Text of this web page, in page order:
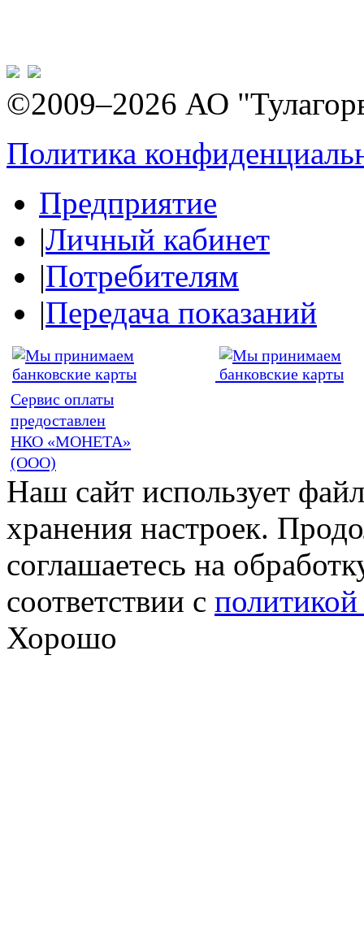
©2009–2026 АО
Политика
Предприятие
|Личный кабинет
|Потребителям
|Передача показаний
Сервис оплаты
предоставлен
НКО «МОНЕТА»
(ООО)
Наш сайт использует
хранения настроек.
соглашаетесь на
соответствии с
Хорошо